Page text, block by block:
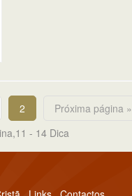
2
Próxima página »
- 14 Dica